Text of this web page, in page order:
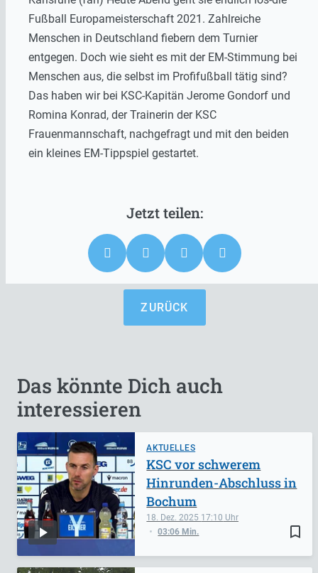
Fußball Europameisterschaft 2021. Zahlreiche
Menschen in Deutschland fiebern dem Turnier
entgegen. Doch wie sieht es mit der EM-Stimmung bei
Menschen aus, die selbst im Profifußball tätig sind?
Das haben wir bei KSC-Kapitän Jerome Gondorf und
Romina Konrad, der Trainerin der KSC
Frauenmannschaft, nachgefragt und mit den beiden
ein kleines EM-Tippspiel gestartet.
ZURÜCK
Das könnte Dich auch
interessieren
AKTUELLES
bookmark_border
18. Dez. 2025 17:10
03:06 Min.
KSC vor schwerem
Hinrunden-Abschluss in
Bochum